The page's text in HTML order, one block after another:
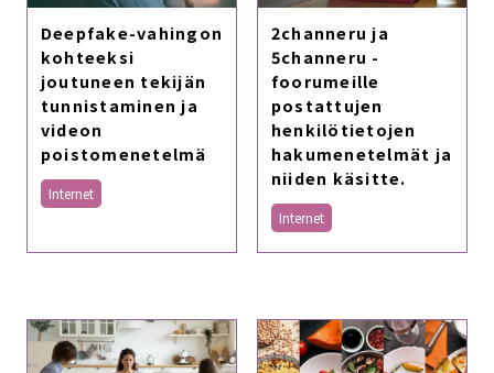
Deepfake-vahingon
kohteeksi
joutuneen tekijän
tunnistaminen ja
videon
poistomenetelmä
Internet
2channeru ja
5channeru -
foorumeille
postattujen
henkilötietojen
hakumenetelmät ja
niiden käsitte.
Internet